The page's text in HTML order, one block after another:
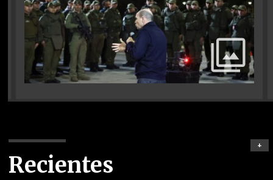
Recientes
+